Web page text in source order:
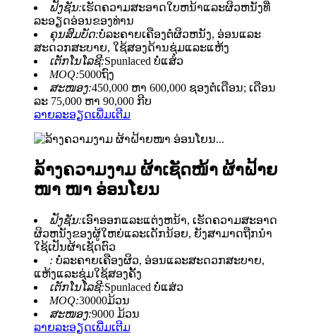
ຟັງຊັນ:ເຮັດຄວາມສະອາດໃບຫນ້າແລະຜິວຫນັງທີ່
ລະອຽດອ່ອນຂອງທ່ານ
ຄຸນສົມບັດ:ບໍ່ລະຄາຍເຄືອງຕໍ່ຜິວຫນັງ, ອ່ອນແລະ
ສະດວກສະບາຍ, ໃຊ້ສອງດ້ານຊຸ່ມແລະແຫ້ງ
ເຕັກໂນໂລຊີ:Spunlaced ບໍ່ແສ່ວ
MOQ:5000ຖົງ
ສະໜອງ:450,000 ຫາ 600,000 ຊອງຕໍ່ເດືອນ; ເດືອນ
ລະ 75,000 ຫາ 90,000 ກີບ
ລາຍລະອຽດເພີ່ມເຕີມ
ລ້າງຄວາມງາມ ຜ້າເຊັດໜ້າ ຜ້າຝ້າຍ
ໜາ ໜາ ອ່ອນໂຍນ
ຟັງຊັນ:ເອົາອອກແລະແຕ່ງຫນ້າ, ເຮັດຄວາມສະອາດ
ຜິວຫນັງຂອງຜູ້ໃຫຍ່ແລະເດັກນ້ອຍ, ຍັງສາມາດຖືກນໍາ
ໃຊ້ເປັນຜ້າເຊັດຕົວ
: ບໍ່ລະຄາຍເຄືອງຜິວ, ອ່ອນແລະສະດວກສະບາຍ,
ແຫ້ງແລະຊຸ່ມໃຊ້ສອງຄັ້ງ
ເຕັກໂນໂລຊີ:Spunlaced ບໍ່ແສ່ວ
MOQ:30000ມ້ວນ
ສະໜອງ:9000 ມ້ວນ
ລາຍລະອຽດເພີ່ມເຕີມ